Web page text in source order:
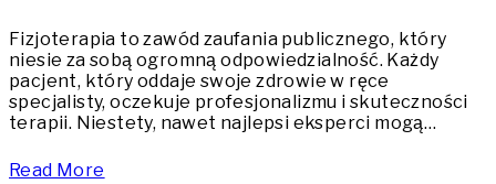
Fizjoterapia to zawód zaufania publicznego, który
niesie za sobą ogromną odpowiedzialność. Każdy
pacjent, który oddaje swoje zdrowie w ręce
specjalisty, oczekuje profesjonalizmu i skuteczności
terapii. Niestety, nawet najlepsi eksperci mogą…
Read More